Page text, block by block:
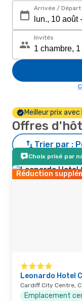
Arrivée / Départ
Invités
Meilleur prix avec
Offres
Trier par :
Choix prisé par
Réduction
Leonardo Hotel
Cardiff City Centre,
Emplacement